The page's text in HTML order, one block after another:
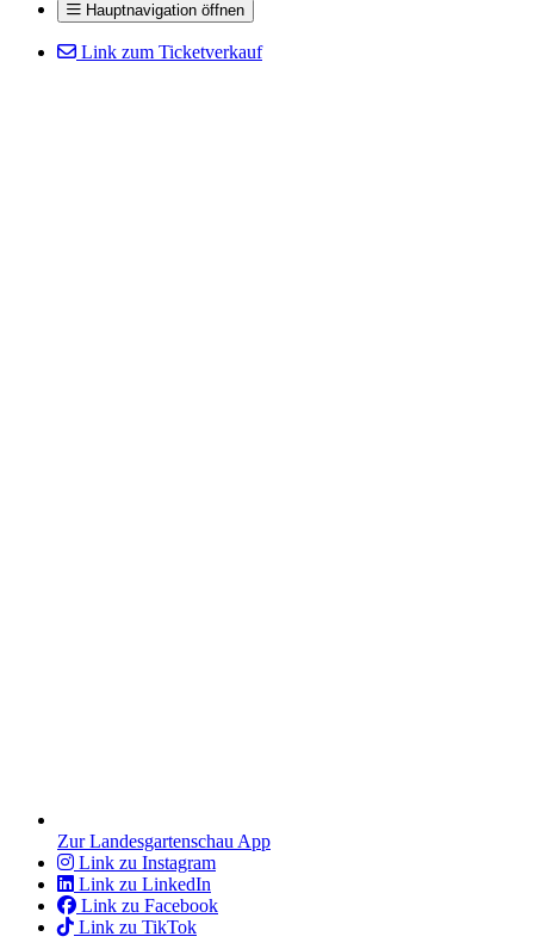
Hauptnavigation öffnen
Link zum Ticketverkauf
Zur Landesgartenschau App
Link zu Instagram
Link zu LinkedIn
Link zu Facebook
Link zu TikTok